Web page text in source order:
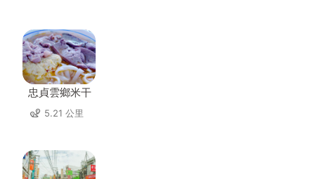
忠貞雲鄉米干
5.21 公里